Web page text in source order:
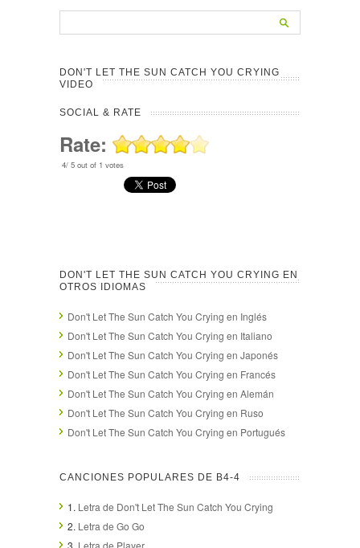
DON'T LET THE SUN CATCH YOU CRYING
VIDEO
SOCIAL & RATE
Rate:
4/ 5 out of 1 votes
DON'T LET THE SUN CATCH YOU CRYING EN
OTROS IDIOMAS
Don't Let The Sun Catch You Crying en Inglés
Don't Let The Sun Catch You Crying en Italiano
Don't Let The Sun Catch You Crying en Japonés
Don't Let The Sun Catch You Crying en Francés
Don't Let The Sun Catch You Crying en Alemán
Don't Let The Sun Catch You Crying en Ruso
Don't Let The Sun Catch You Crying en Portugués
CANCIONES POPULARES DE B4-4
1. Letra de Don't Let The Sun Catch You Crying
2. Letra de Go Go
3. Letra de Player